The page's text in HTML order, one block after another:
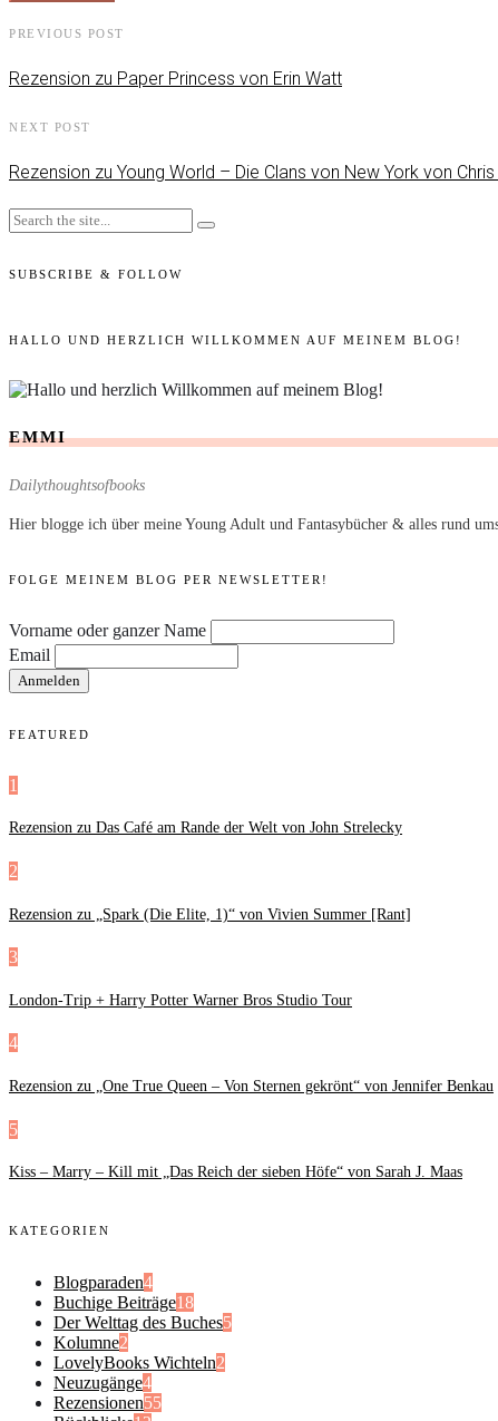
PREVIOUS POST
Rezension zu Paper Princess von Erin Watt
NEXT POST
Rezension zu Young World – Die Clans von New York von
SUBSCRIBE & FOLLOW
HALLO UND HERZLICH WILLKOMMEN AUF MEINEM BLOG!
EMMI
Dailythoughtsofbooks
Hier blogge ich über meine Young Adult und Fantasybücher & alles rund
FOLGE MEINEM BLOG PER NEWSLETTER!
Vorname oder ganzer Name
Email
FEATURED
1
Rezension zu Das Café am Rande der Welt von John Strelecky
2
Rezension zu „Spark (Die Elite, 1)“ von Vivien Summer [Rant]
3
London-Trip + Harry Potter Warner Bros Studio Tour
4
Rezension zu „One True Queen – Von Sternen gekrönt“ von Jennifer Benkau
5
Kiss – Marry – Kill mit „Das Reich der sieben Höfe“ von Sarah J. Maas
KATEGORIEN
Blogparaden4
Buchige Beiträge18
Der Welttag des Buches5
Kolumne2
LovelyBooks Wichteln2
Neuzugänge4
Rezensionen55